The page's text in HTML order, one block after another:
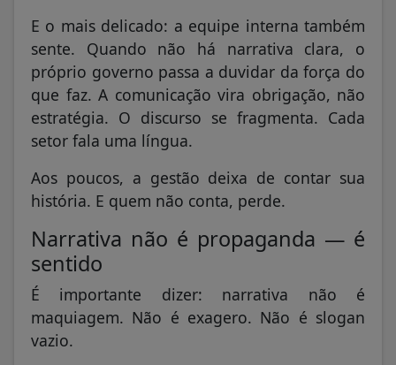
E o mais delicado: a equipe interna também
sente. Quando não há narrativa clara, o
próprio governo passa a duvidar da força do
que faz. A comunicação vira obrigação, não
estratégia. O discurso se fragmenta. Cada
setor fala uma língua.
Aos poucos, a gestão deixa de contar sua
história. E quem não conta, perde.
Narrativa não é propaganda — é
sentido
É importante dizer: narrativa não é
maquiagem. Não é exagero. Não é slogan
vazio.